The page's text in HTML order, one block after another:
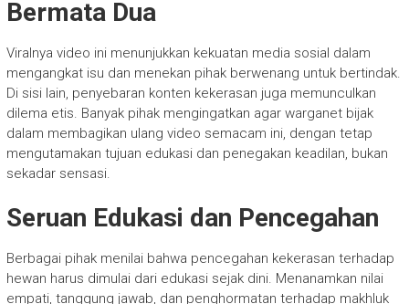
Bermata Dua
Viralnya video ini menunjukkan kekuatan media sosial dalam
mengangkat isu dan menekan pihak berwenang untuk bertindak.
Di sisi lain, penyebaran konten kekerasan juga memunculkan
dilema etis. Banyak pihak mengingatkan agar warganet bijak
dalam membagikan ulang video semacam ini, dengan tetap
mengutamakan tujuan edukasi dan penegakan keadilan, bukan
sekadar sensasi.
Seruan Edukasi dan Pencegahan
Berbagai pihak menilai bahwa pencegahan kekerasan terhadap
hewan harus dimulai dari edukasi sejak dini. Menanamkan nilai
empati, tanggung jawab, dan penghormatan terhadap makhluk